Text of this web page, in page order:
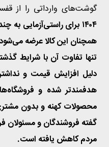
گوشت‌های وارداتی را از
۱۴۰۴ برای راستی‌آزمایی
همچنان این کالا عرضه
تنها تفاوت آن با شرایط
دلیل افزایش قیمت و
هدفمندتر شده و
محصولات کهنه و بدون
گفته فروشندگان و مسئولان
مردم کاهش یافته است.